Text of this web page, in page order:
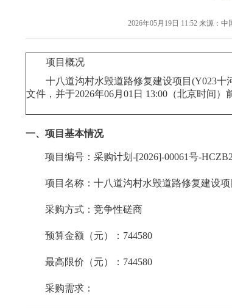
2026年05月19日 11:52来源： 中
项目概况
十八道沟村水毁道路修复建设项目(Y023十
文件，并于2026年06月01日 13:00 （北京时间）
一、项目基本情况
项目编号： 采购计划-[2026]-00061号-
项目名称： 十八道沟村水毁道路修复建设
采购方式：竞争性磋商
预算金额（元）： 744580
最高限价（元）： 744580
采购需求：